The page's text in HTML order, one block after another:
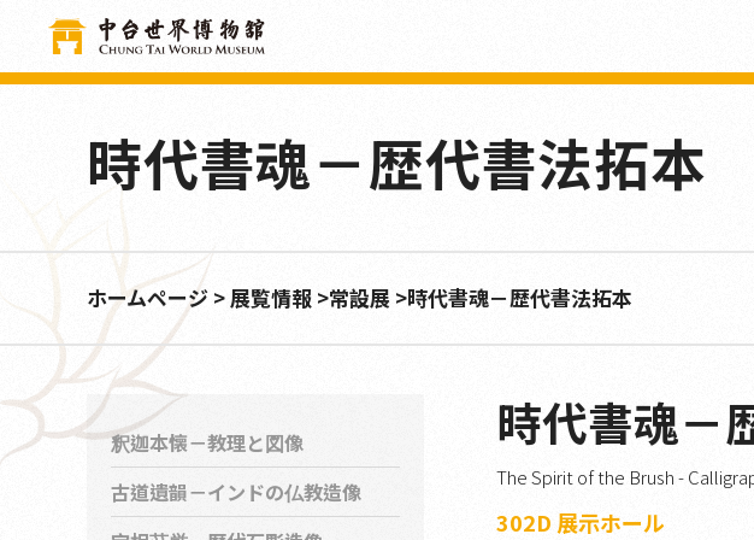
時代書魂－歴代書法拓本
ホームページ 展覧情報 常設展 時代書魂－歴代書法拓本
釈迦本懐－教理と図像
古道遺韻－インドの仏教造像
時代書魂－
The Spirit of the Brush -
302D 展示ホール
クッキー利用の管理について